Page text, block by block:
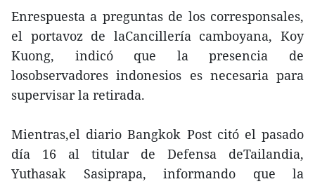
Enrespuesta a preguntas de los corresponsales,
el portavoz de laCancillería camboyana, Koy
Kuong, indicó que la presencia de
losobservadores indonesios es necesaria para
supervisar la retirada.
Mientras,el diario Bangkok Post citó el pasado
día 16 al titular de Defensa deTailandia,
Yuthasak Sasiprapa, informando que la